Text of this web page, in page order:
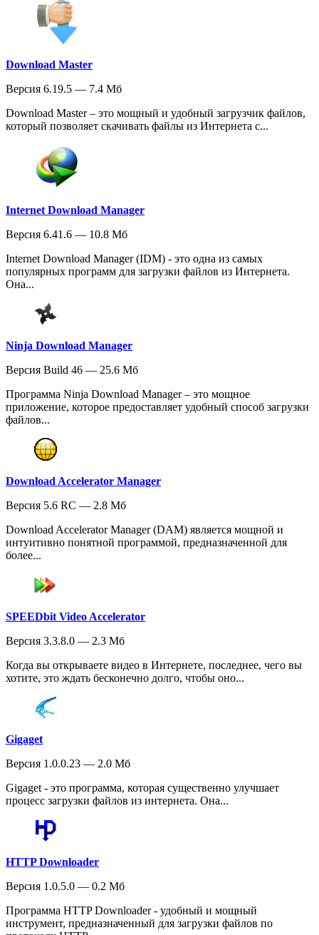
Download Master
Версия 6.19.5 — 7.4 Мб
Download Master – это мощный и удобный загрузчик файлов,
который позволяет скачивать файлы из Интернета с...
Internet Download Manager
Версия 6.41.6 — 10.8 Мб
Internet Download Manager (IDM) - это одна из самых
популярных программ для загрузки файлов из Интернета.
Она...
Ninja Download Manager
Версия Build 46 — 25.6 Мб
Программа Ninja Download Manager – это мощное
приложение, которое предоставляет удобный способ загрузки
файлов...
Download Accelerator Manager
Версия 5.6 RC — 2.8 Мб
Download Accelerator Manager (DAM) является мощной и
интуитивно понятной программой, предназначенной для
более...
SPEEDbit Video Accelerator
Версия 3.3.8.0 — 2.3 Мб
Когда вы открываете видео в Интернете, последнее, чего вы
хотите, это ждать бесконечно долго, чтобы оно...
Gigaget
Версия 1.0.0.23 — 2.0 Мб
Gigaget - это программа, которая существенно улучшает
процесс загрузки файлов из интернета. Она...
HTTP Downloader
Версия 1.0.5.0 — 0.2 Мб
Программа HTTP Downloader - удобный и мощный
инструмент, предназначенный для загрузки файлов по